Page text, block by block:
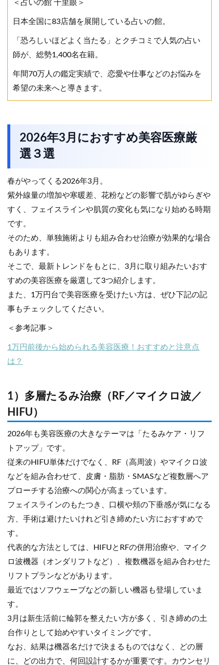
＜占いの館 千里眼＞
日本全国に83店舗を展開している占いの館。
「恐ろしいほどよく当たる」とクチコミで人気の占い
師が、総勢1,400名在籍。
年間70万人の鑑定実績で、恋愛や仕事などのお悩みを
希望の未来へと導きます。
2026年3月におすすめ美容医療厳
選３選
春がやってくる2026年3月。
紫外線量の増加や寒暖差、花粉などの影響で肌がゆらぎや
すく、フェイスラインや肌質の変化も気になり始める時期
です。
そのため、単独施術よりも組み合わせ治療が効果的な場合
もあります。
そこで、最新トレンドをもとに、3月に取り組みたいおす
すめの美容医療を厳選して3つ紹介します。
また、1万円台で美容医療を受けたい方は、ぜひ下記の記
事もチェックしてください。
＜参考記事＞
1万円前後から始められる美容医療！おすすめと注意点
は？
1）多層たるみ治療（RF／マイクロ波／
HIFU）
2026年も美容医療の大きなテーマは「たるみケア・リフ
トアップ」です。
従来のHIFU単体だけでなく、RF（高周波）やマイクロ波
などを組み合わせて、皮膚・脂肪・SMASなど複数層へア
プローチする治療への関心が高まっています。
フェイスラインのもたつき、口横や頬の下垂感が気になる
方、手術は避けたいけれど引き締めたい方におすすめで
す。
代表的な方法としては、HIFUとRFの併用治療や、マイク
ロ波機器（オンダリフトなど）、複数機器を組み合わせた
リフトプランなどがあります。
最近ではソフウェーブなどの新しい機器も登場していま
す。
3月は新生活前に輪郭を整えたい方が多く、引き締めの土
台作りとして始めやすいタイミングです。
なお、結果は機器名だけで決まるものではなく、どの層
に、どの出力で、何回設計するかが重要です。カウンセリ